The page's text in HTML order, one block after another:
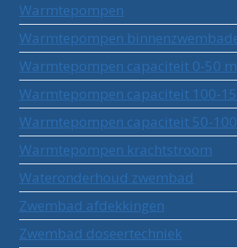
Warmtepompen
Warmtepompen
Warmtepompen capaciteit 0-50
Warmtepompen capaciteit 100-
Warmtepompen capaciteit 50-
Warmtepompen krachtstroom
Wateronderhoud zwembad
Zwembad afdekkingen
Zwembad doseertechniek